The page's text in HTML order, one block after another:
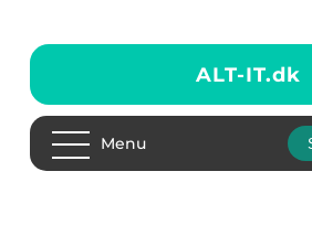
ALT-IT.dk
Menu